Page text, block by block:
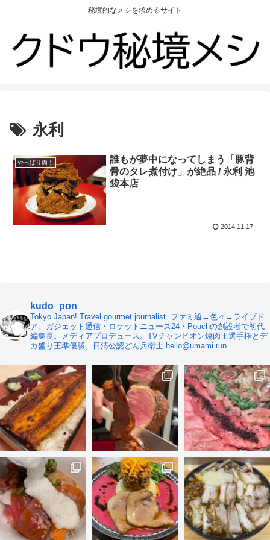
秘境的なメシを求めるサイト
永利
やっぱり肉！
誰もが夢中になってしまう「豚背
骨のタレ煮付け」が絶品 / 永利 池
袋本店
2014.11.17
kudo_pon
Tokyo Japan! Travel gourmet journalist. ファミ通→色々→ライブド
ア。ガジェット通信・ロケットニュース24・Pouchの創設者で初代
編集長。メディアプロデュース。TVチャンピオン焼肉王選手権とデ
カ盛り王準優勝。日清公認どん兵衛士 hello@umami.run